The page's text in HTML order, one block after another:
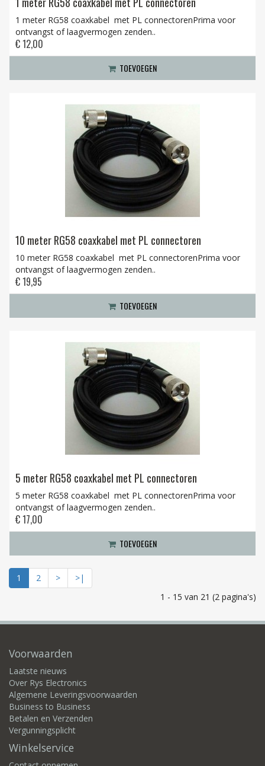
1 meter RG58 coaxkabel met PL connectorenPrima voor
ontvangst of laagvermogen zenden..
€ 12,00
TOEVOEGEN
10 meter RG58 coaxkabel met PL connectoren
10 meter RG58 coaxkabel met PL connectorenPrima voor
ontvangst of laagvermogen zenden..
€ 19,95
TOEVOEGEN
5 meter RG58 coaxkabel met PL connectoren
5 meter RG58 coaxkabel met PL connectorenPrima voor
ontvangst of laagvermogen zenden..
€ 17,00
TOEVOEGEN
1 2 >
>|
1 - 15 van 21 (2 pagina's)
Voorwaarden
Laatste nieuws
Over Rys Electronics
Algemene Leveringsvoorwaarden
Business to Business
Betalen en Verzenden
Vergunningsplicht
Winkelservice